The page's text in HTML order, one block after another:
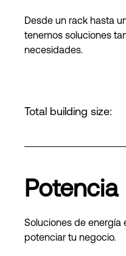
Desde un rack hasta
tenemos soluciones
necesidades.
Total building size:
Potencia
Soluciones de energía
potenciar tu negocio.